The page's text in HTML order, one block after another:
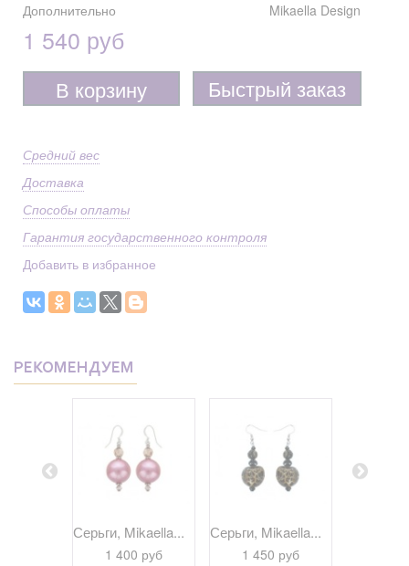
Дополнительно
Mikaella Design
1 540 руб
В корзину Быстрый заказ
Средний вес
Доставка
Способы оплаты
Гарантия государственного контроля
Добавить в избранное
РЕКОМЕНДУЕМ
Серьги, Mikaella...
1 400 руб
Серьги, Mikaella...
1 450 руб